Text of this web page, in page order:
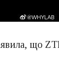
що